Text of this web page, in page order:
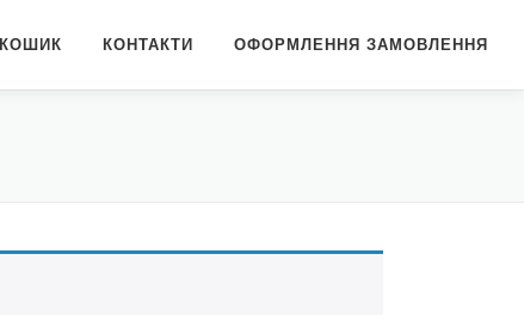
КОШИК КОНТАКТИ ОФОРМЛЕННЯ ЗАМОВЛЕННЯ